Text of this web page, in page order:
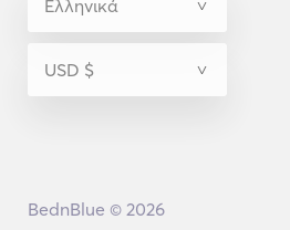
BednBlue © 2026